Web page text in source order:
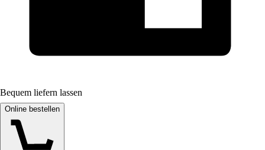
Bequem liefern lassen
Online bestellen